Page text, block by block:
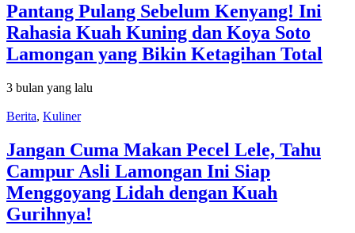
Pantang Pulang Sebelum Kenyang! Ini
Rahasia Kuah Kuning dan Koya Soto
Lamongan yang Bikin Ketagihan Total
3 bulan yang lalu
Berita, Kuliner
Jangan Cuma Makan Pecel Lele, Tahu
Campur Asli Lamongan Ini Siap
Menggoyang Lidah dengan Kuah
Gurihnya!